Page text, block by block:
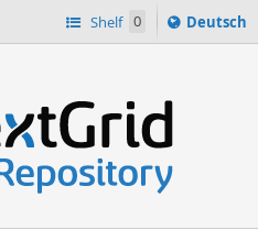
Shelf 0
Sprache
ï¿½ndern
Deutsch